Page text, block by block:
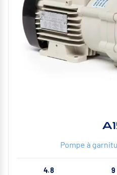
Pompe à
4.8 9